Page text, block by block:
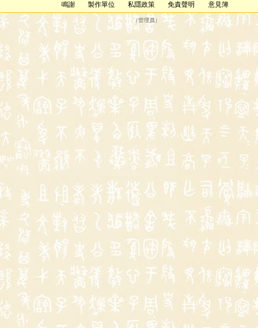
鳴謝
製作單位 私隱政策 免責聲明 意見簿
（管理員 ）